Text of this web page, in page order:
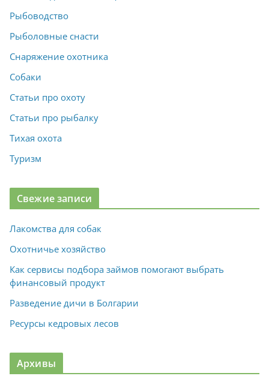
Рыбоводство
Рыболовные снасти
Снаряжение охотника
Собаки
Статьи про охоту
Статьи про рыбалку
Тихая охота
Туризм
Свежие записи
Лакомства для собак
Охотничье хозяйство
Как сервисы подбора займов помогают выбрать
финансовый продукт
Разведение дичи в Болгарии
Ресурсы кедровых лесов
Архивы